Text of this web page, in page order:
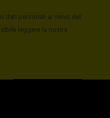
dati personali ai sensi del
leggere la nostra